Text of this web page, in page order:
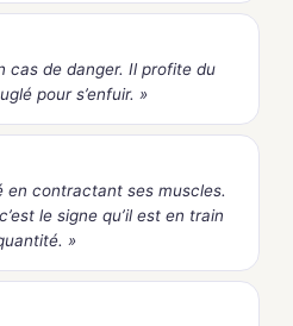
cas de danger. Il profite du
pour s’enfuir. »
en contractant ses muscles.
le signe qu’il est en train
»